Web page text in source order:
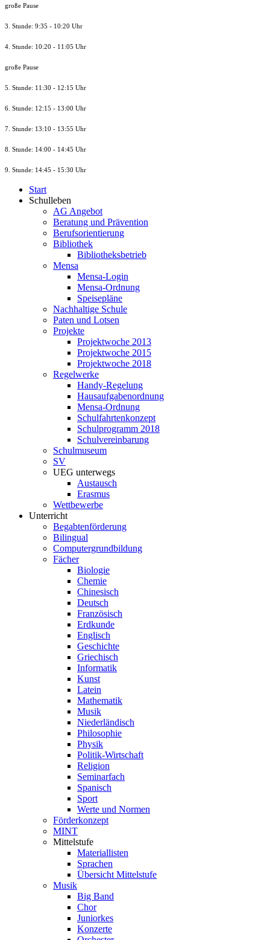
große Pause
3. Stunde: 9:35 - 10:20 Uhr
4. Stunde: 10:20 - 11:05 Uhr
große Pause
5. Stunde: 11:30 - 12:15 Uhr
6. Stunde: 12:15 - 13:00 Uhr
7. Stunde: 13:10 - 13:55 Uhr
8. Stunde: 14:00 - 14:45 Uhr
9. Stunde: 14:45 - 15:30 Uhr
Start
Schulleben
AG Angebot
Beratung und Prävention
Berufsorientierung
Bibliothek
Bibliotheksbetrieb
Mensa
Mensa-Login
Mensa-Ordnung
Speisepläne
Nachhaltige Schule
Paten und Lotsen
Projekte
Projektwoche 2013
Projektwoche 2015
Projektwoche 2018
Regelwerke
Handy-Regelung
Hausaufgabenordnung
Mensa-Ordnung
Schulfahrtenkonzept
Schulprogramm 2018
Schulvereinbarung
Schulmuseum
SV
UEG unterwegs
Austausch
Erasmus
Wettbewerbe
Unterricht
Begabtenförderung
Bilingual
Computergrundbildung
Fächer
Biologie
Chemie
Chinesisch
Deutsch
Französisch
Erdkunde
Englisch
Geschichte
Griechisch
Informatik
Kunst
Latein
Mathematik
Musik
Niederländisch
Philosophie
Physik
Politik-Wirtschaft
Religion
Seminarfach
Spanisch
Sport
Werte und Normen
Förderkonzept
MINT
Mittelstufe
Materiallisten
Sprachen
Übersicht Mittelstufe
Musik
Big Band
Chor
Juniorkes
Konzerte